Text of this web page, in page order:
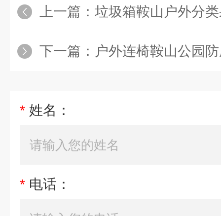
上一篇： 垃圾箱鞍山户外分类果皮箱垃
下一篇： 户外连椅鞍山公园防腐木公园
* 姓名：
* 电话：